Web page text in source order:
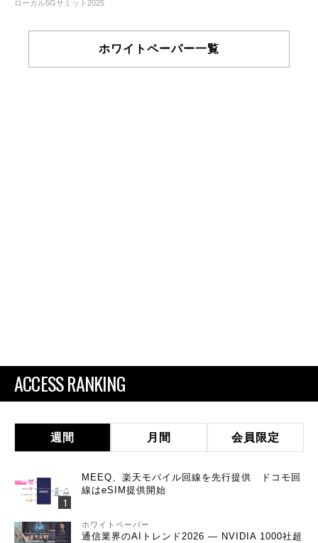
ローカル5Gサミット2025
ホワイトペーパー一覧
ACCESS RANKING
週間 月間 会員限定
MEEQ、楽天モバイル回線を先行提供 ドコモ回
線はeSIM提供開始
ホワイトペーパー
通信業界のAIトレンド2026 ― NVIDIA 1000社超